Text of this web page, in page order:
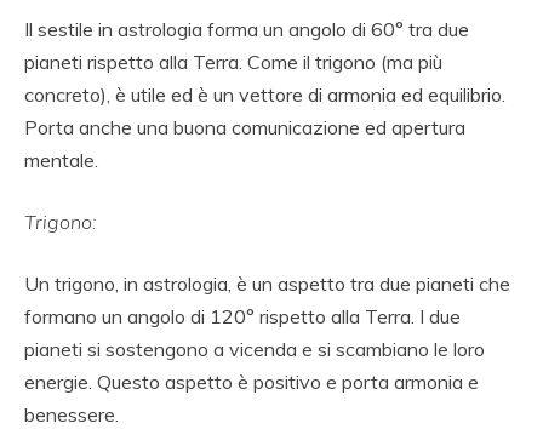
Il sestile in astrologia forma un angolo di 60° tra due
pianeti rispetto alla Terra. Come il trigono (ma più
concreto), è utile ed è un vettore di armonia ed equilibrio.
Porta anche una buona comunicazione ed apertura
mentale.
Trigono:
Un trigono, in astrologia, è un aspetto tra due pianeti che
formano un angolo di 120° rispetto alla Terra. I due
pianeti si sostengono a vicenda e si scambiano le loro
energie. Questo aspetto è positivo e porta armonia e
benessere.